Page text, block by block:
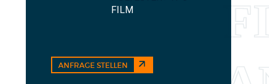
FILM
ANFRAGE STELLEN